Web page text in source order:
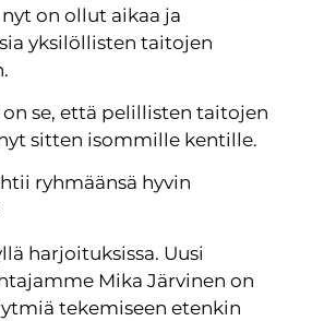
on ollut aikaa ja
yksilöllisten taitojen
se, että pelillisten taitojen
sitten isommille kentille.
ryhmäänsä hyvin
harjoituksissa. Uusi
Mika Järvinen on
tekemiseen etenkin